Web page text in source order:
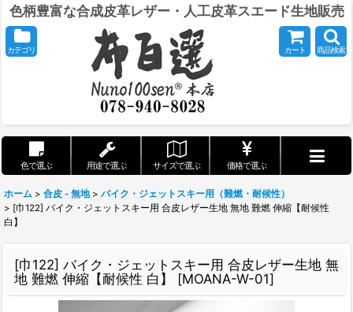
色柄豊富な合成皮革レザー・人工皮革スエード生地販売
カテゴリ カート 商品検索
色で選ぶ 用途で選ぶ サイズで選ぶ 価格で選ぶ
ホーム > 合皮 - 無地 > バイク・ジェットスキー用（難燃・耐候性）
> [巾122] バイク・ジェットスキー用 合皮レザー生地 無地 難燃 伸縮【耐候性
白】
[巾122] バイク・ジェットスキー用 合皮レザー生地 無
地 難燃 伸縮【耐候性 白】
[MOANA-W-01]